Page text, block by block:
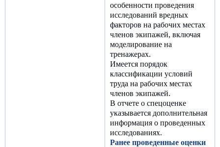
особенности проведения
исследований вредных
факторов на рабочих местах
членов экипажей, включая
моделирование на
тренажерах.
Имеется порядок
классификации условий
труда на рабочих местах
членов экипажей.
В отчете о спецоценке
указывается дополнительная
информация о проведенных
исследованиях.
Ранее проведенные оценки